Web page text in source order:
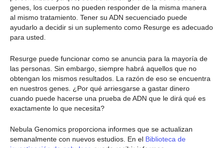
genes, los cuerpos no pueden responder de la misma manera
al mismo tratamiento. Tener su ADN secuenciado puede
ayudarlo a decidir si un suplemento como Resurge es adecuado
para usted.
Resurge puede funcionar como se anuncia para la mayoría de
las personas. Sin embargo, siempre habrá aquellos que no
obtengan los mismos resultados. La razón de eso se encuentra
en nuestros genes. ¿Por qué arriesgarse a gastar dinero
cuando puede hacerse una prueba de ADN que le dirá qué es
exactamente lo que necesita?
Nebula Genomics proporciona informes que se actualizan
semanalmente con nuevos estudios. En el Biblioteca de